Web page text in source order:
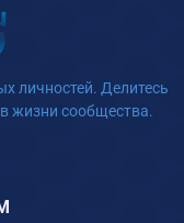
личностей. Делитесь
в жизни сообщества.